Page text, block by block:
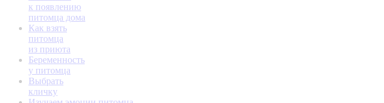
к появлению
питомца дома
Как взять
питомца
из приюта
Беременность
у питомца
Выбрать
кличку